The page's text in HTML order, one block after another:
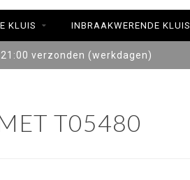
KLUIS INBRAAKWERENDE KLUIS
verzonden (werkdagen)
T05480